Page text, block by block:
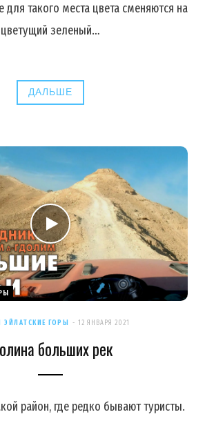
для такого места цвета сменяются на
цветущий зеленый…
ДАЛЬШЕ
ЭЙЛАТСКИЕ ГОРЫ 12 ЯНВАРЯ 2021
больших рек
район, где редко бывают туристы.